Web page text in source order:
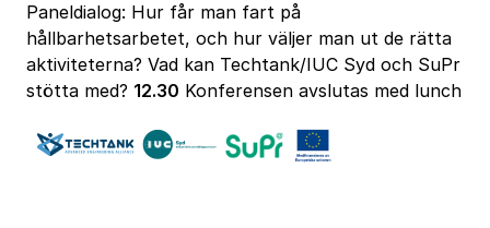
Paneldialog: Hur får man fart på
hållbarhetsarbetet, och hur väljer man ut de rätta
aktiviteterna? Vad kan Techtank/IUC Syd och SuPr
stötta med? 12.30 Konferensen avslutas med lunch